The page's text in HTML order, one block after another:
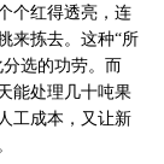
个红得透亮，连
来拣去。这种“所
选的功劳。而
能处理几十吨果
工成本，又让新